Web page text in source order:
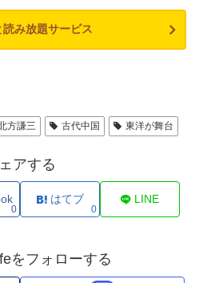
読み放題サービス
方謙三 古代中国 東洋が舞台
アする
0
はてブ
0
LINE
をフォローする